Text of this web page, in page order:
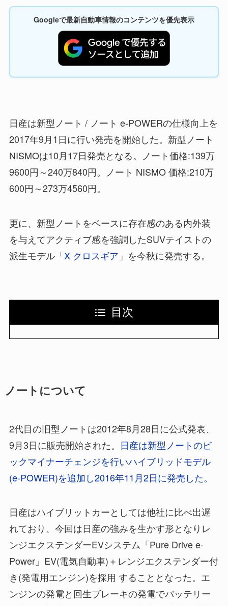
Googleで最新自動車情報のコンテンツを優先表示
日産は新型ノート / ノート e-POWERの仕様向上を
2017年9月1日に行い発売を開始した。新型ノート
NISMOは10月17日発売となる。ノート価格:139万
9600円～240万840円。ノート NISMO 価格:210万
600円～273万4560円。
更に、新型ノートをベースに存在感のある内外装
を与えてアクティブ感を強調したSUVテイストの
派生モデル「X クロスギア 」を今秋に発売する。
目次
ノートについて
2代目の旧型ノートは2012年8月28日に公式発表、
9月3日に販売開始された。 日産は新型ノートのビ
ックマイナーチェンジを行いハイブリッドモデル
(e-POWER)を追加し2016年11月2日に発売した。
日産はハイブリットカーとしては他社に比べ出遅
れており、今回は日産の強みを生かす形となりレ
ンジエクステンダーEVシステム「Pure Drive e-
Power」EV(電気自動車)＋レンジエクステンダー付
き(発電用エンジン)を採用 することとなった。エ
ンジンの発電と回生ブレーキの発電でバッテリー